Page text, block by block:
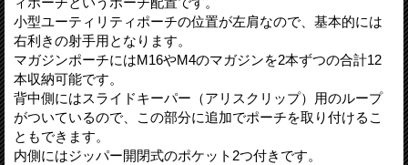
小型ユーティリティポーチの位置が左肩なので、基本的には
右利きの射手用となります。
マガジンポーチにはM16やM4のマガジンを2本ずつの合計12
本収納可能です。
背中側にはスライドキーパー（アリスクリップ）用のループ
がついているので、この部分に追加でポーチを取り付けるこ
ともできます。
内側にはジッパー開閉式のポケット2つ付きです。